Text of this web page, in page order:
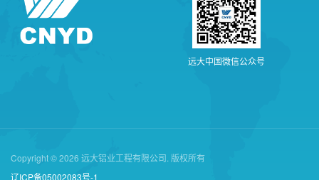
远大中 国微信公众号
Copyright © 2026 远大铝业工程有限公司. 版权所有
辽ICP备05002083号-1